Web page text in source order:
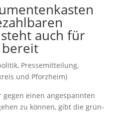
auch für
, Pressemitteilung,
und Pforzheim)
gegen einen angespannten
zu können, gibt die grün-